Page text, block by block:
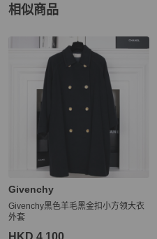
相似商品
更多相似Givenchy 推薦精品
Givenchy
Givenchy黑色羊毛黑金扣小方领大衣
外套
HKD 4,100